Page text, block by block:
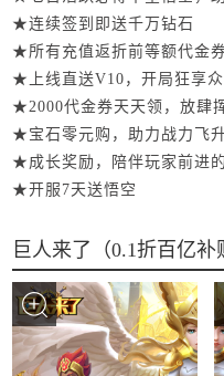
★连续签到即送千万钻石
★所有充值返折前等额代金
★上线直送V10，开局狂享
★2000代金券天天领，放肆
★宝石零元购，助力战力飞
★成长奖励，陪伴玩家前进
★开服7天送悟空
巨人来了（0.1折百亿